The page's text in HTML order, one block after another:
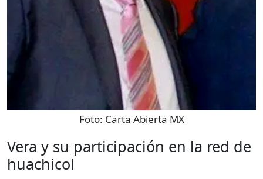
Foto: Carta Abierta MX
Vera y su participación en la red de
huachicol